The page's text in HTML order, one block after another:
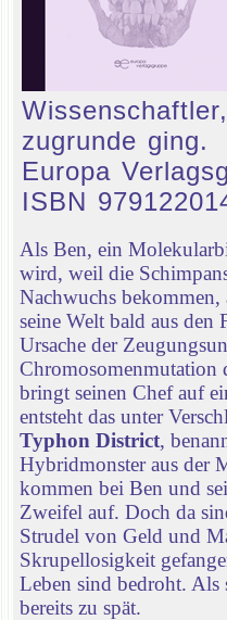
zugrunde ging.
Europa
ISBN
Als Ben, ein
wird, weil die
Nachwuchs bekommen,
seine Welt bald aus den
Ursache der
Chromosomenmutation
bringt seinen Chef auf
entsteht das unter
Typhon District,
Hybridmonster aus der
kommen bei Ben und
Zweifel auf. Doch da
Strudel von Geld und
Skrupellosigkeit
Leben sind bedroht. Als
bereits zu spät.